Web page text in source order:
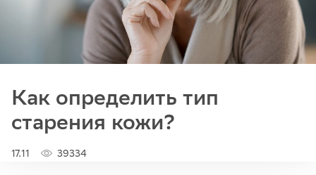
Как определить тип
старения кожи?
17.11 39334